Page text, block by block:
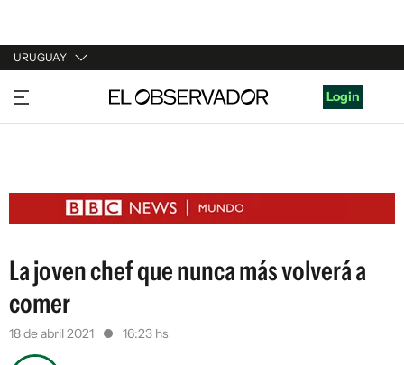
URUGUAY
URUGUAY
ARGENTINA
ESTADOS UNIDOS
Login
La joven chef que nunca más volverá a
comer
18 de abril 2021 16:23 hs